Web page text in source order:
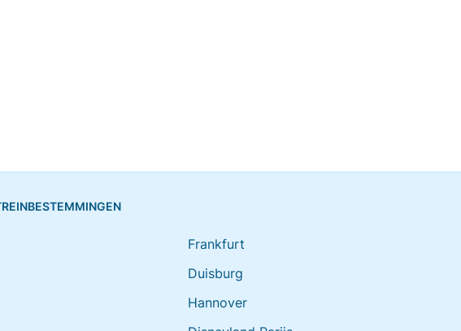
Frankfurt
Duisburg
Hannover